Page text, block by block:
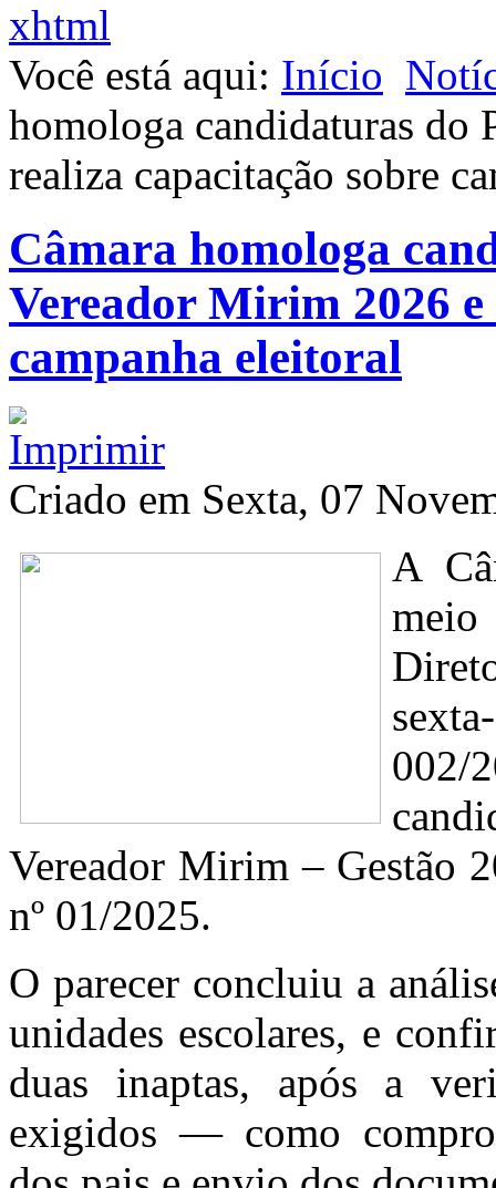
xhtml
Você está aqui: Início
homologa candidaturas do
realiza capacitação sobre
Câmara homologa
Vereador Mirim 2026
campanha eleitoral
Criado em Sexta, 07
A
Vereador Mirim – Gestão
nº 01/2025.
O parecer concluiu a
unidades escolares, e
duas inaptas, após a
exigidos — como